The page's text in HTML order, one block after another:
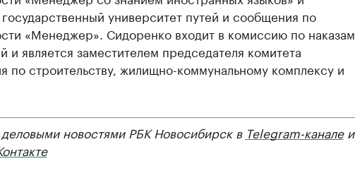
университет путей и сообщения по
«Менеджер». Сидоренко входит в комиссию по наказам
и является заместителем председателя комитета
по строительству, жилищно-коммунальному комплексу и
деловыми новостями РБК Новосибирск в Telegram-каналеи